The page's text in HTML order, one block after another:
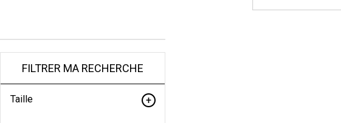
FILTRER MA RECHERCHE
Taille